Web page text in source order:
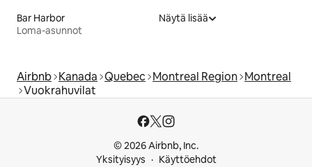
Bar Harbor
Loma-asunnot
Näytä lisää
Airbnb Kanada Quebec Montreal Region Montreal
Vuokrahuvilat
© 2026 Airbnb, Inc.
Yksityisyys
Käyttöehdot